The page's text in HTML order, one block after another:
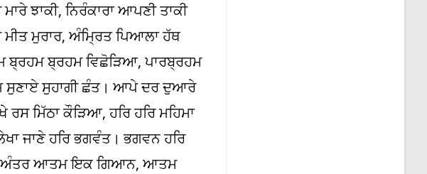
ਝਾਕੀ, ਨਿਰੰਕਾਰਾ ਆਪਣੀ ਤਾਕੀ
ਮੀਤ ਮੁਰਾਰ, ਅੰਮ੍ਰਿਤ ਪਿਆਲਾ ਹੱਥ
ਬ੍ਰਹਮ ਵਿਛੋੜਿਆ, ਪਾਰਬ੍ਰਹਮ
ਸੁਹਾਗੀ ਛੰਤ। ਆਪੇ ਦਰ ਦੁਆਰੇ
ਮਿੱਠਾ ਕੌੜਿਆ, ਹਰਿ ਹਰਿ ਮਹਿਮਾ
ਜਾਣੇ ਹਰਿ ਭਗਵੰਤ। ਭਗਵਨ ਹਰਿ
ਅੰਤਰ ਆਤਮ ਇਕ ਗਿਆਨ, ਆਤਮ